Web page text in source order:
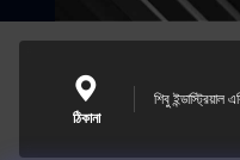
ঠিকানা
শিবু ইন্ডাস্ট্রিয়াল